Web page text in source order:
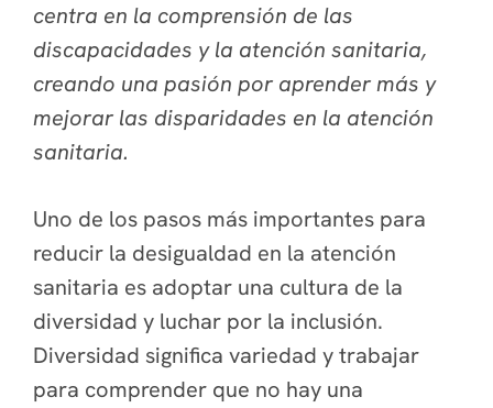
centra en la comprensión de las
discapacidades y la atención sanitaria,
creando una pasión por aprender más y
mejorar las disparidades en la atención
sanitaria.
Uno de los pasos más importantes para
reducir la desigualdad en la atención
sanitaria es adoptar una cultura de la
diversidad y luchar por la inclusión.
Diversidad significa variedad y trabajar
para comprender que no hay una